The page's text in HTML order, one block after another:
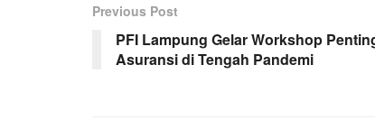
Previous Post
PFI Lampung Gelar Workshop
Asuransi di Tengah Pandemi